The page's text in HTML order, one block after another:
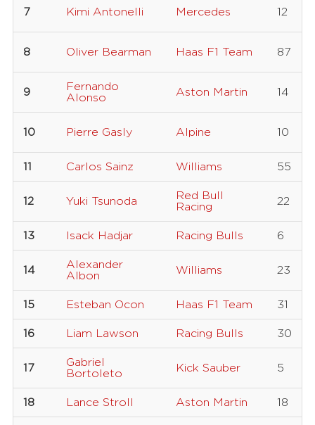
7 Kimi Antonelli Mercedes 12
8 Oliver Bearman Haas F1 Team 87
9
Fernando
Alonso
Aston Martin 14
10 Pierre Gasly Alpine 10
11 Carlos Sainz Williams 55
12 Yuki Tsunoda
Red Bull
Racing
22
13 Isack Hadjar Racing Bulls 6
14
Alexander
Albon
Williams 23
15 Esteban Ocon Haas F1 Team 31
16 Liam Lawson Racing Bulls 30
17
Gabriel
Bortoleto
Kick Sauber 5
18 Lance Stroll Aston Martin 18